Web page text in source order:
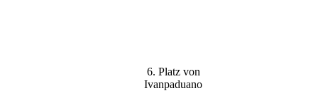
6. Platz von
Ivanpaduano